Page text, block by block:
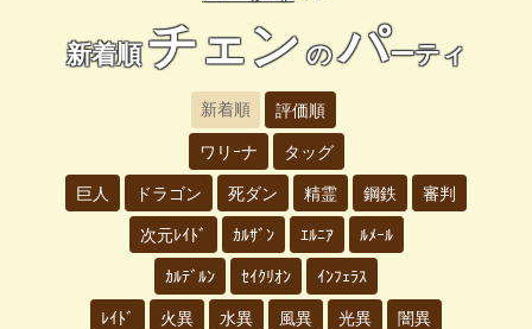
新着順チェン のパーティ
新着順 評価順
ワリｰナ タッグ
巨人 ドラゴン 死ダン 精霊 鋼鉄 審判
次元ﾚｲﾄﾞ ｶﾙｻﾞﾝ ｴﾙﾆｱ ﾙﾒｰﾙ
ｶﾙﾃﾞﾙﾝ ｾｲｸﾘｵﾝ ｲﾝﾌｪﾗｽ
ﾚｲﾄﾞ 火異 水異 風異 光異 闇異